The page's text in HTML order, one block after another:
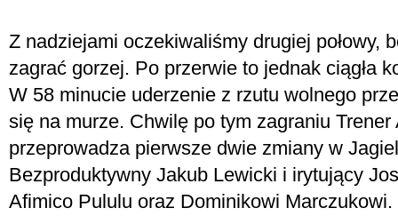
Z nadziejami oczekiwaliśmy drugiej połowy,
zagrać gorzej. Po przerwie to jednak ciągła
W 58 minucie uderzenie z rzutu wolnego
się na murze. Chwilę po tym zagraniu
przeprowadza pierwsze dwie zmiany w
Bezproduktywny Jakub Lewicki i irytujący
Afimico Pululu oraz Dominikowi